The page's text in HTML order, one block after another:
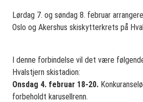
Lørdag 7. og søndag 8. februar
Oslo og Akershus skiskytterkrets på
I denne forbindelse vil det være
Hvalstjern skistadion:
Onsdag 4. februar 18-20.
forbeholdt karusellrenn.